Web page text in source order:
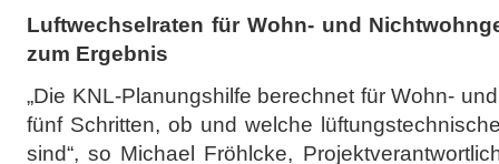
Luftwechselraten für Wohn- und
zum Ergebnis
„Die KNL-Planungshilfe berechnet für Wohn-
fünf Schritten, ob und welche
sind“, so Michael Fröhlcke,